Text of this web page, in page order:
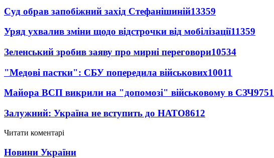
Суд обрав запобіжний захід Стефанішиній13359
Уряд ухвалив зміни щодо відстрочки від мобілізації11359
Зеленський зробив заяву про мирні переговори10534
"Медові пастки": СБУ попередила військових10011
Майора ВСП викрили на "допомозі" військовому в СЗЧ9751
Залужний: Україна не вступить до НАТО8612
Читати коментарі
Новини України